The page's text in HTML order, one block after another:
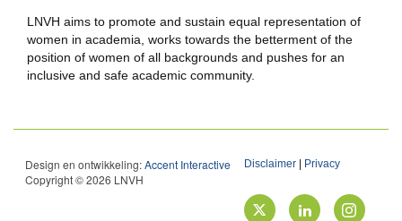
LNVH aims to promote and sustain equal representation of
women in academia, works towards the betterment of the
position of women of all backgrounds and pushes for an
inclusive and safe academic community.
Design en ontwikkeling:Accent Interactive
Copyright © 2026 LNVH
Disclaimer Privacy